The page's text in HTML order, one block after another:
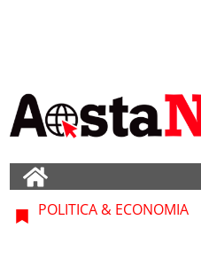
POLITICA & ECONOMIA